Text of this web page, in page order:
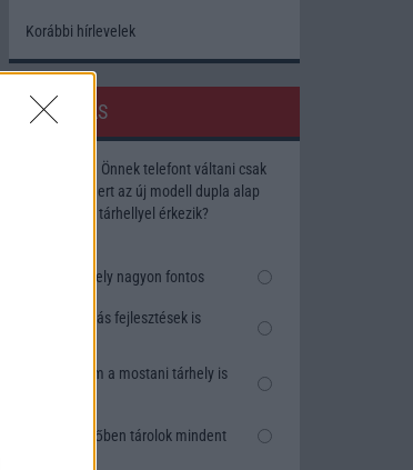
Korábbi hírlevelek
SZAVAZÁS
Megérné Önnek telefont váltani csak
azért, mert az új modell dupla alap
tárhellyel érkezik?
Igen, a tárhely nagyon fontos
Talán, ha más fejlesztések is
Nem, nekem a mostani tárhely is
Inkább felhőben tárolok mindent